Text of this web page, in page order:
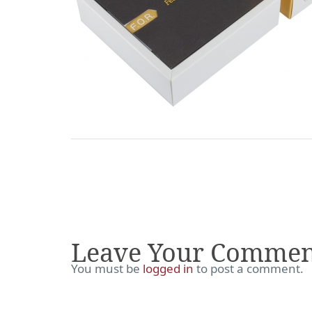
Leave Your
You must be logged in to post a comment.